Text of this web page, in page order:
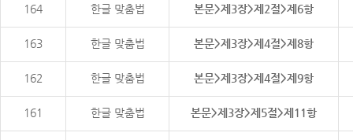
164 한글 맞춤법 본문>제3장>제2절>제6항
163 한글 맞춤법 본문>제3장>제4절>제8항
162 한글 맞춤법 본문>제3장>제4절>제9항
161 한글 맞춤법 본문>제3장>제5절>제11항